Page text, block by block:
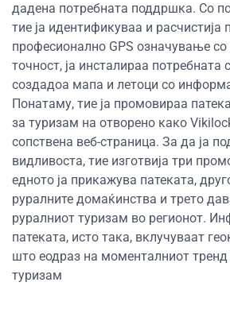
дадена потребната поддршка. Со
тие ја идентификуваа и расчистија
професионално GPS означување со
точност, ја инсталираа потребната
создадоа мапа и летоци со
Понатаму, тие ја промовираа
за туризам на отворено како
сопствена веб-страница. За да ја
видливоста, тие изготвија три
едното ја прикажува патеката,
руралните домаќинства и трето
руралниот туризам во регионот.
патеката, исто така, вклучуваат
што еодраз на моменталниот
туризам